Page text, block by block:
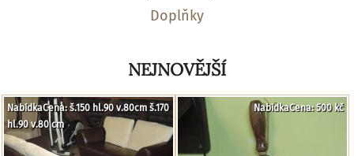
Doplňky
NEJNOVĚJŠÍ
NabídkaCena: š.150 hl.90 v.80cm š.170
hl.90 v.80 cm
NabídkaCena: 500 kč